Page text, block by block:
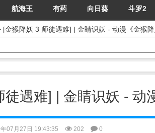
航海王 有药 向日葵 斗罗2
[金猴降妖 3 师徒遇难] | 金睛识妖 - 动漫《金猴
徒遇难] | 金睛识妖 - 动
07月27日 19:43:35 202 0